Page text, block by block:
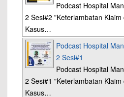
Podcast Hospital
2 Sesi#2 "Keterlambatan
Kasus…
Podcast Hospital
2 Sesi#1
Podcast Hospital
2 Sesi#1 "Keterlambatan
Kasus…